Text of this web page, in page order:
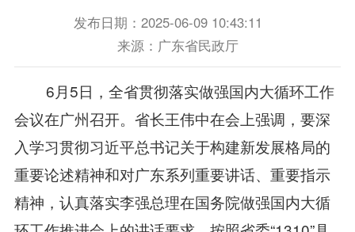
发布日期：2025-06-09 10:43:11
来源：广东省民政厅
6月5日，全省贯彻落实做强国内大循环工作
会议在广州召开。省长王伟中在会上强调，要深
入学习贯彻习近平总书记关于构建新发展格局的
重要论述精神和对广东系列重要讲话、重要指示
精神，认真落实李强总理在国务院做强国内大循